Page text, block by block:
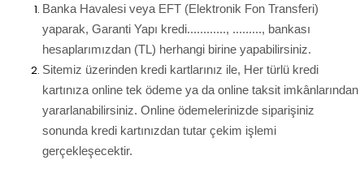
Banka Havalesi veya EFT (Elektronik Fon Transferi)
yaparak, Garanti Yapı kredi............, ........., bankası
hesaplarımızdan (TL) herhangi birine yapabilirsiniz.
Sitemiz üzerinden kredi kartlarınız ile, Her türlü kredi
kartınıza online tek ödeme ya da online taksit imkânlarından
yararlanabilirsiniz. Online ödemelerinizde siparişiniz
sonunda kredi kartınızdan tutar çekim işlemi
gerçekleşecektir.